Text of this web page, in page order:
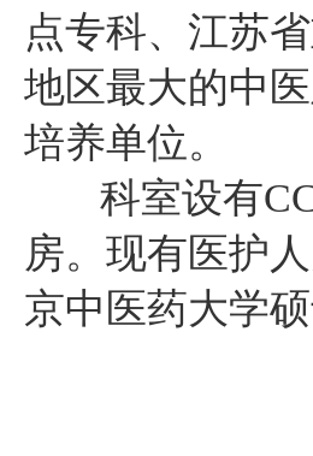
点专科、江苏
地区最大的中
培养单位。
科室设有
房。现有医护
京中医药大学